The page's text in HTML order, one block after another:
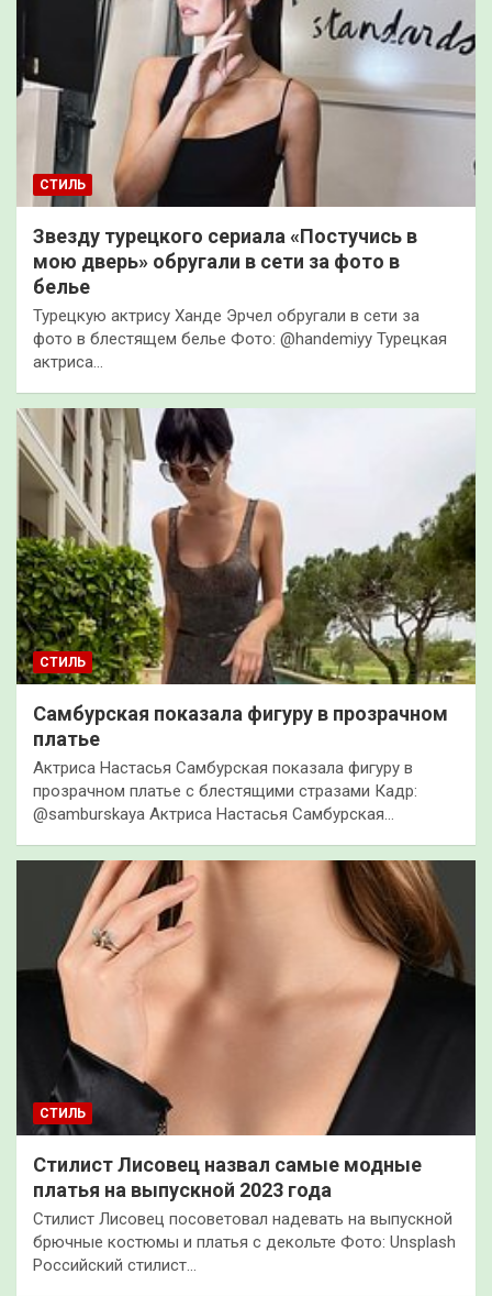
СТИЛЬ
Звезду турецкого сериала «Постучись в
мою дверь» обругали в сети за фото в
белье
Турецкую актрису Ханде Эрчел обругали в сети за
фото в блестящем белье Фото: @handemiyy Турецкая
актриса…
СТИЛЬ
Самбурская показала фигуру в прозрачном
платье
Актриса Настасья Самбурская показала фигуру в
прозрачном платье с блестящими стразами Кадр:
@samburskaya Актриса Настасья Самбурская…
СТИЛЬ
Стилист Лисовец назвал самые модные
платья на выпускной 2023 года
Стилист Лисовец посоветовал надевать на выпускной
брючные костюмы и платья с декольте Фото: Unsplash
Российский стилист…